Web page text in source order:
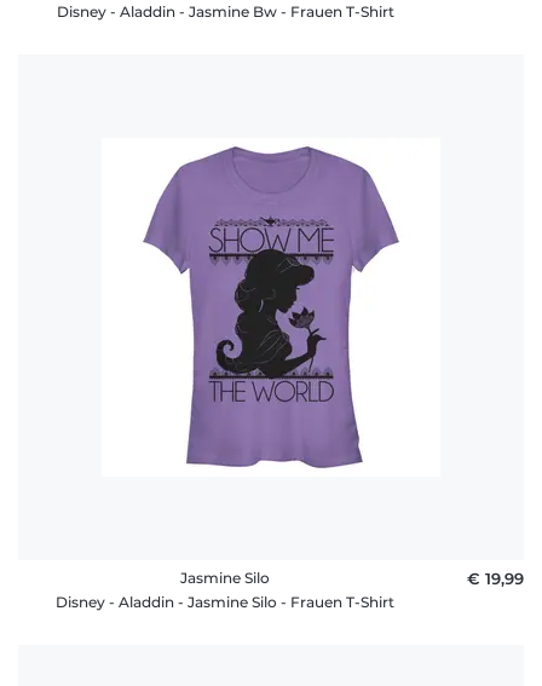
Disney - Aladdin - Jasmine Bw - Frauen T-Shirt
Jasmine Silo
Disney - Aladdin - Jasmine Silo - Frauen T-Shirt
€ 19,99